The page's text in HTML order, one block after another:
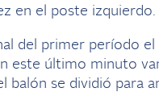
en el poste izquierdo.
del primer período
este último minuto
balón se dividió para